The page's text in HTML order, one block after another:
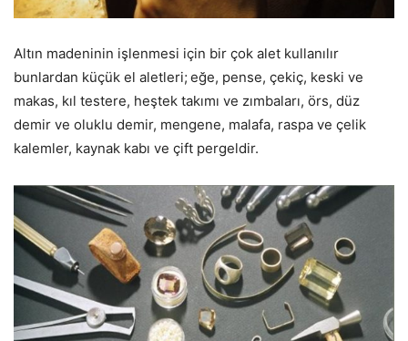
Altın madeninin işlenmesi için bir çok alet kullanılır
bunlardan küçük el aletleri; eğe, pense, çekiç, keski ve
makas, kıl testere, heştek takımı ve zımbaları, örs, düz
demir ve oluklu demir, mengene, malafa, raspa ve çelik
kalemler, kaynak kabı ve çift pergeldir.